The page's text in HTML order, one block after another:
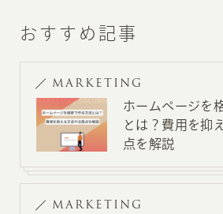
おすすめ記事
MARKETING
ホームページを
とは？費用を抑
点を解説
MARKETING